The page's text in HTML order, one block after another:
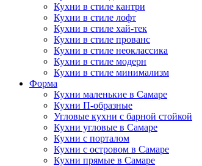
Кухни в стиле кантри
Кухни в стиле лофт
Кухни в стиле хай-тек
Кухни в стиле прованс
Кухни в стиле неоклассика
Кухни в стиле модерн
Кухни в стиле минимализм
Форма
Кухни маленькие в Самаре
Кухни П-образные
Угловые кухни с барной стойкой
Кухни угловые в Самаре
Кухни с порталом
Кухни с островом в Самаре
Кухни прямые в Самаре